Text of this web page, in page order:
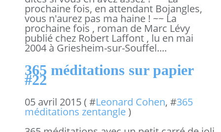
prochaine fois, en attendant Bojangles,
vous n'aurez pas ma haine ! ~~ La
prochaine fois , roman de Marc Lévy
publié chez Robert Laffont , lu en mai
2004 à Griesheim-sur-Souffel....
365 méditations sur papier
#22
05 avril 2015 ( #Leonard Cohen, #365
méditations zentangle )